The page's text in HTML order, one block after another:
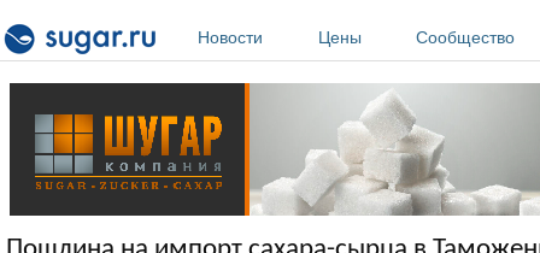
Новости
Цены Сообщество